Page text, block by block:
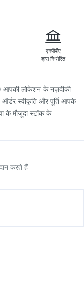
Boostrix Vaccine
एनपीपीए
द्वारा निर्धारित
आपकी लोकेशन के नज़दीकी
ऑर्डर स्वीकृति और पूर्ति आपके
के मौजूदा स्टॉक के
करते हैं